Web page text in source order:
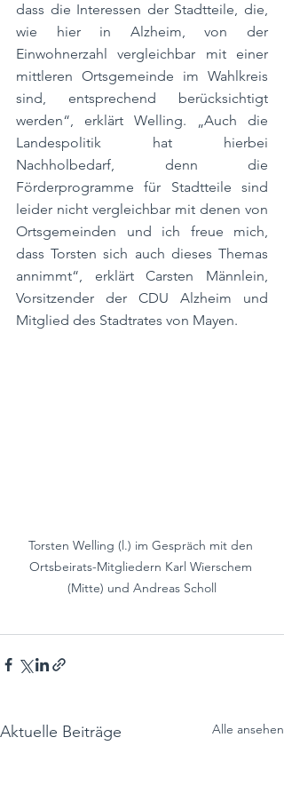
dass die Interessen der Stadtteile, die,
wie hier in Alzheim, von der
Einwohnerzahl vergleichbar mit einer
mittleren Ortsgemeinde im Wahlkreis
sind, entsprechend berücksichtigt
werden“, erklärt Welling. „Auch die
Landespolitik hat hierbei
Nachholbedarf, denn die
Förderprogramme für Stadtteile sind
leider nicht vergleichbar mit denen von
Ortsgemeinden und ich freue mich,
dass Torsten sich auch dieses Themas
annimmt“, erklärt Carsten Männlein,
Vorsitzender der CDU Alzheim und
Mitglied des Stadtrates von Mayen.
Torsten Welling (l.) im Gespräch mit den
Ortsbeirats-Mitgliedern Karl Wierschem
(Mitte) und Andreas Scholl
Aktuelle Beiträge Alle ansehen